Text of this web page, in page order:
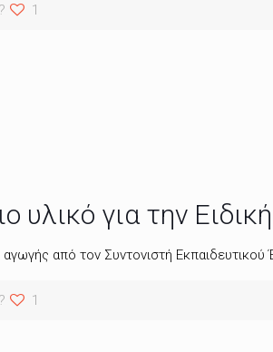
1
υλικό για την
αγωγής από τον Συντονιστή
1